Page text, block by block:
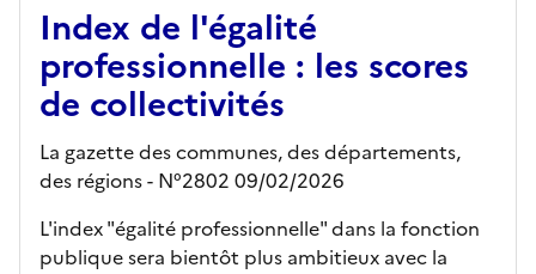
Index de l'égalité
professionnelle : les scores
de collectivités
La gazette des communes, des départements,
des régions - N°2802 09/02/2026
L'index "égalité professionnelle" dans la fonction
publique sera bientôt plus ambitieux avec la